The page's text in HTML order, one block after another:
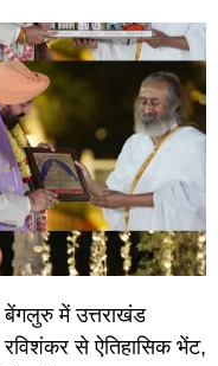
बेंगलुरु में उत्तराखंड
रविशंकर से ऐतिहासिक भेंट,